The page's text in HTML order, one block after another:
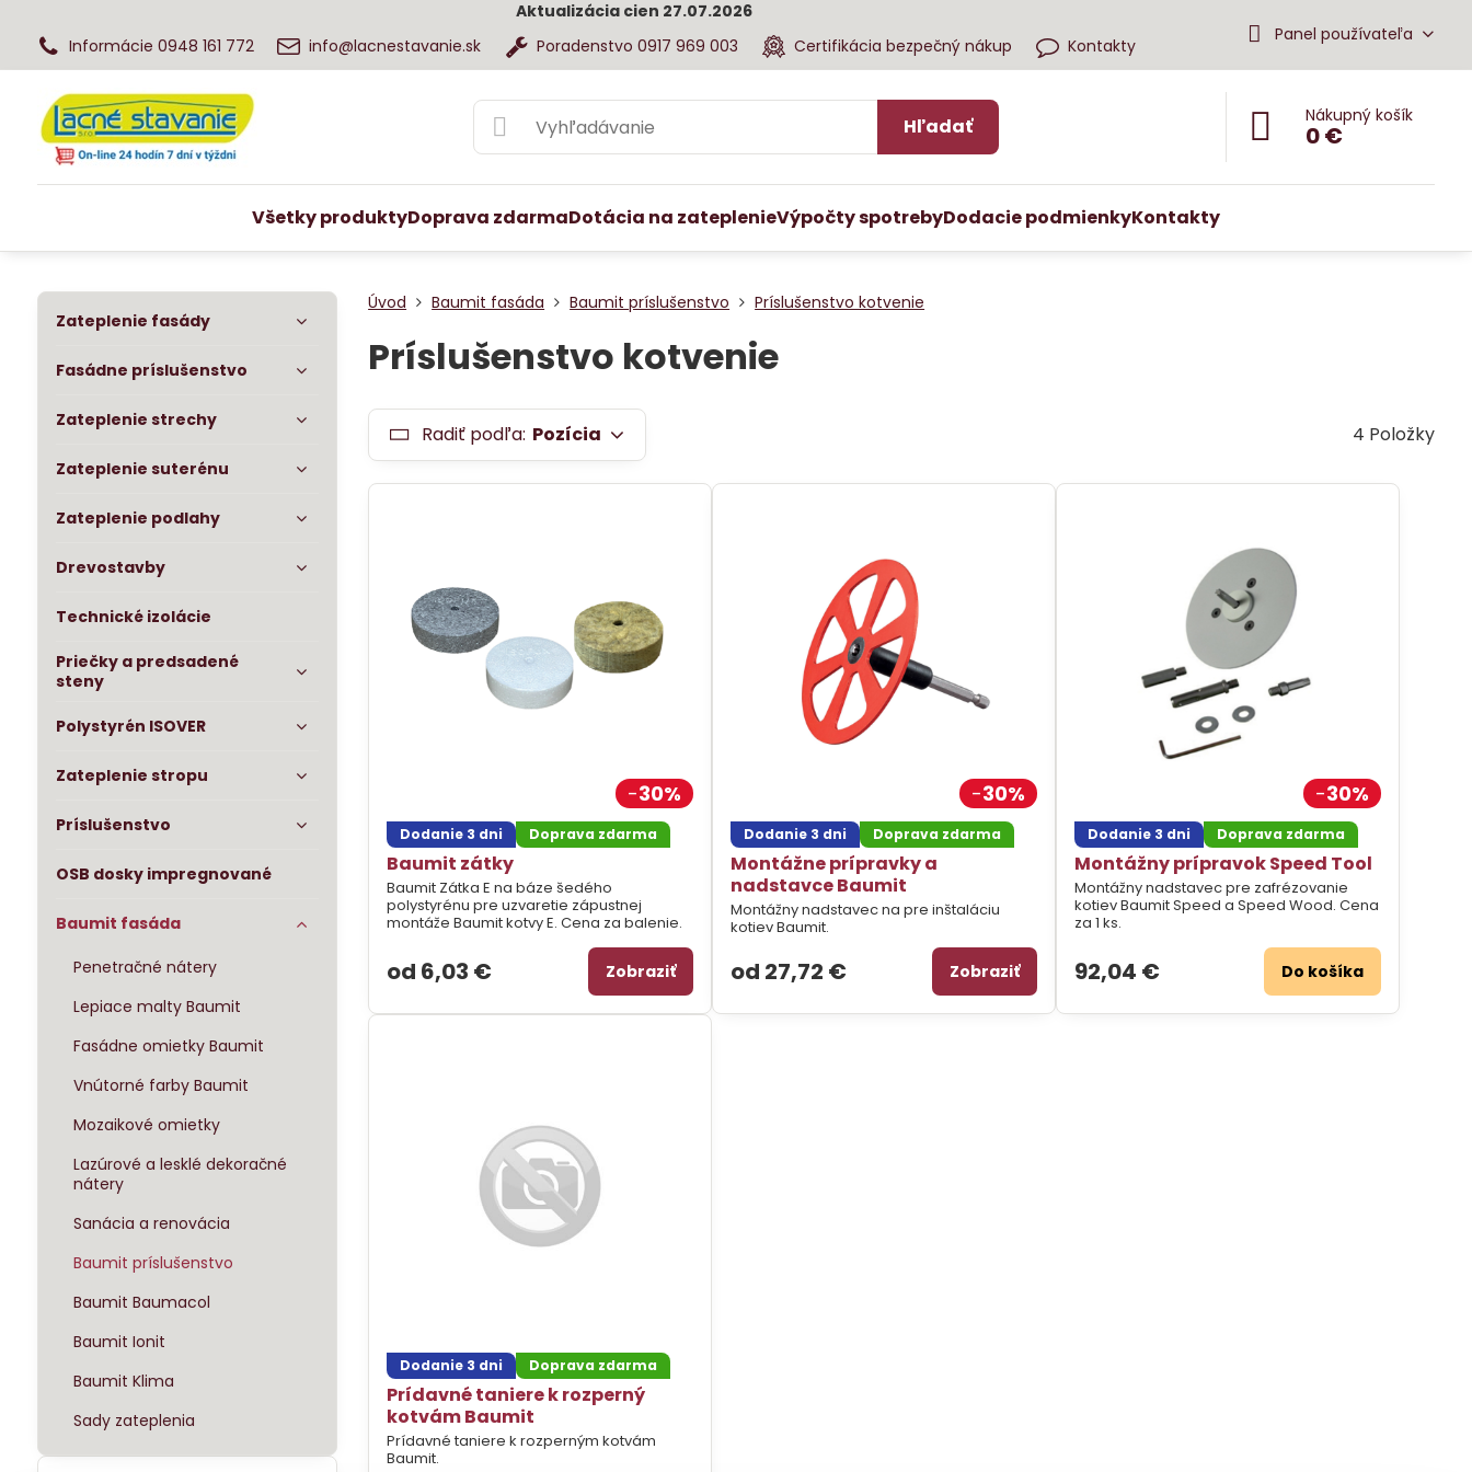
Aktualizácia cien 27.07.2026
Informácie 0948 161 772
info@lacnestavanie.sk Poradenstvo 0917 969 003 Certifikácia bezpečný nákup Kontakty
Panel používateľa
Hľadať Nákupný košík
0 €
Všetky produktyDoprava zdarmaDotácia na zateplenieVýpočty spotrebyDodacie podmienkyKontakty
Úvod Baumit fasáda Baumit príslušenstvo Príslušenstvo kotvenie
Príslušenstvo kotvenie
Radiť podľa: Pozícia 4 Položky
30%
Dodanie 3 dni Doprava zdarma
Baumit zátky
Baumit Zátka E na báze šedého
polystyrénu pre uzvaretie zápustnej
montáže Baumit kotvy E. Cena za balenie.
od 6,03 € Zobraziť
30%
Dodanie 3 dni Doprava zdarma
Montážne prípravky a
nadstavce Baumit
Montážny nadstavec na pre inštaláciu
kotiev Baumit.
od 27,72 € Zobraziť
30%
Dodanie 3 dni Doprava zdarma
Montážny prípravok Speed Tool
Montážny nadstavec pre zafrézovanie
kotiev Baumit Speed a Speed Wood. Cena
za 1 ks.
92,04 € Do košíka
Dodanie 3 dni Doprava zdarma
Prídavné taniere k rozperný
kotvám Baumit
Prídavné taniere k rozperným kotvám
Baumit.
Zateplenie fasády
Fasádne príslušenstvo
Zateplenie strechy
Zateplenie suterénu
Zateplenie podlahy
Drevostavby
Technické izolácie
Priečky a predsadené
steny
Polystyrén ISOVER
Zateplenie stropu
Príslušenstvo
OSB dosky impregnované
Baumit fasáda
Penetračné nátery
Lepiace malty Baumit
Fasádne omietky Baumit
Vnútorné farby Baumit
Mozaikové omietky
Lazúrové a lesklé dekoračné
nátery
Sanácia a renovácia
Baumit príslušenstvo
Baumit Baumacol
Baumit Ionit
Baumit Klima
Sady zateplenia